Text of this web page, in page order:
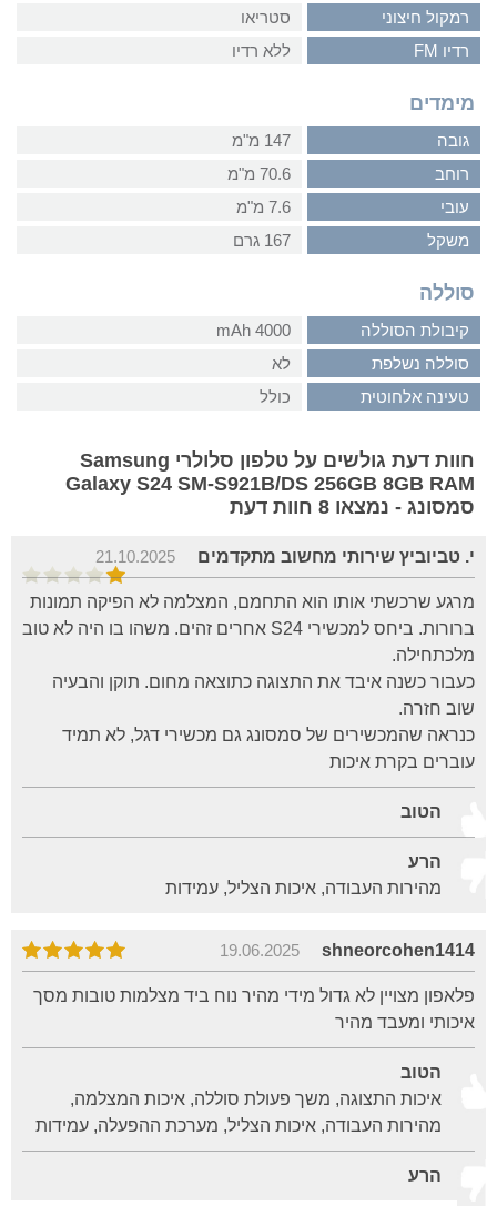
רמקול חיצוני
סטריאו
רדיו FM
ללא רדיו
מימדים
גובה
147 מ"מ
רוחב
70.6 מ"מ
עובי
7.6 מ"מ
משקל
167 גרם
סוללה
קיבולת הסוללה
4000 mAh
סוללה נשלפת
לא
טעינה אלחוטית
כולל
חוות דעת גולשים על טלפון סלולרי Samsung
Galaxy S24 SM-S921B/DS 256GB 8GB RAM
סמסונג - נמצאו 8 חוות דעת
י. טביוביץ שירותי מחשוב מתקדמים 21.10.2025
מרגע שרכשתי אותו הוא התחמם, המצלמה לא הפיקה תמונות
ברורות. ביחס למכשירי S24 אחרים זהים. משהו בו היה לא טוב
מלכתחילה.
כעבור כשנה איבד את התצוגה כתוצאה מחום. תוקן והבעיה
שוב חזרה.
כנראה שהמכשירים של סמסונג גם מכשירי דגל, לא תמיד
עוברים בקרת איכות
הטוב
הרע
מהירות העבודה, איכות הצליל, עמידות
shneorcohen1414
19.06.2025
פלאפון מצויין לא גדול מידי מהיר נוח ביד מצלמות טובות מסך
איכותי ומעבד מהיר
הטוב
איכות התצוגה, משך פעולת סוללה, איכות המצלמה,
מהירות העבודה, איכות הצליל, מערכת ההפעלה, עמידות
הרע